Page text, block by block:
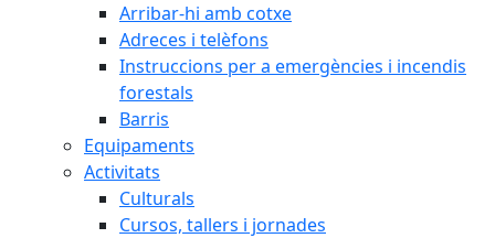
Arribar-hi amb cotxe
Adreces i telèfons
Instruccions per a emergències i incendis
forestals
Barris
Equipaments
Activitats
Culturals
Cursos, tallers i jornades